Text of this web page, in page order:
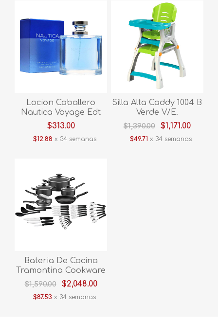
Locion Caballero
Nautica Voyage Edt
100ml Hnauv
$313.00
$12.88 x 34 semanas
Silla Alta Caddy 1004 B
Verde V/E.
$1,390.00 $1,171.00
$49.71 x 34 semanas
Bateria De Cocina
Tramontina Cookware
Set 38 Piezas 20399079
Negro V/E.
$1,590.00 $2,048.00
$87.53 x 34 semanas